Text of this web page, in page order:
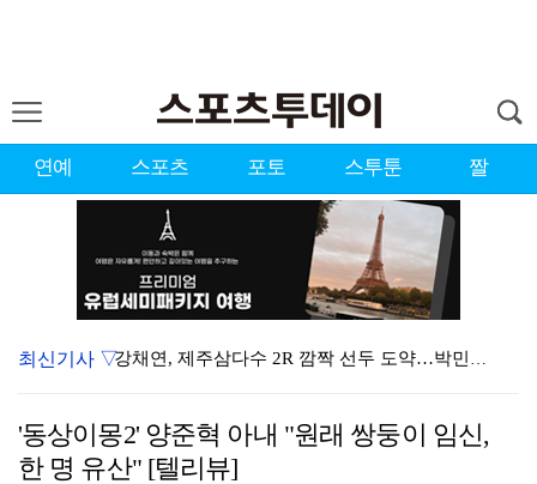
연예 스포츠 포토 스투툰 짤
강채연, 제주삼다수 2R 깜짝 선두 도약…박민지 공동 …
폭발까지 5분…안보현·정은채, 목숨 건 사투 시작(재벌…
최신기사 ▽
'동상이몽2' 양준혁 아내 "원래 쌍둥이 임신,
한 명 유산" [텔리뷰]